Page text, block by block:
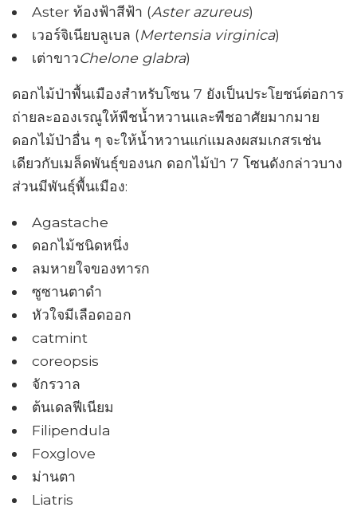
Aster ท้องฟ้าสีฟ้า (Aster azureus)
เวอร์จิเนียบลูเบล (Mertensia virginica)
เต่าขาวChelone glabra)
ดอกไม้ป่าพื้นเมืองสำหรับโซน 7 ยังเป็นประโยชน์ต่อการ
ถ่ายละอองเรณูให้พืชน้ำหวานและพืชอาศัยมากมาย
ดอกไม้ป่าอื่น ๆ จะให้น้ำหวานแก่แมลงผสมเกสรเช่น
เดียวกับเมล็ดพันธุ์ของนก ดอกไม้ป่า 7 โซนดังกล่าวบาง
ส่วนมีพันธุ์พื้นเมือง:
Agastache
ดอกไม้ชนิดหนึ่ง
ลมหายใจของทารก
ซูซานตาดำ
หัวใจมีเลือดออก
catmint
coreopsis
จักรวาล
ต้นเดลฟีเนียม
Filipendula
Foxglove
ม่านตา
Liatris